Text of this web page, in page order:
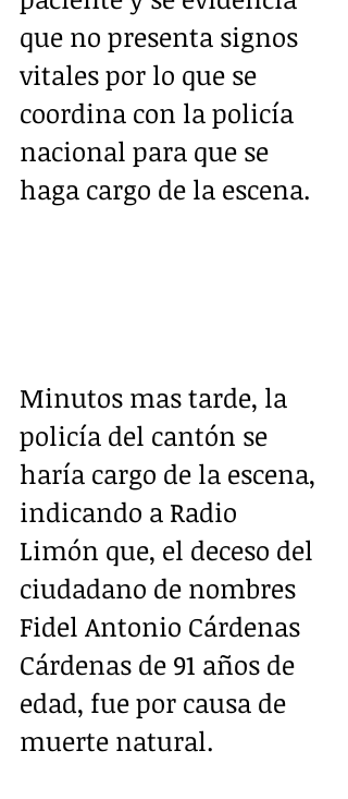
que no presenta signos
vitales por lo que se
coordina con la policía
nacional para que se
haga cargo de la escena.
Minutos mas tarde, la
policía del cantón se
haría cargo de la escena,
indicando a Radio
Limón que, el deceso del
ciudadano de nombres
Fidel Antonio Cárdenas
Cárdenas de 91 años de
edad, fue por causa de
muerte natural.